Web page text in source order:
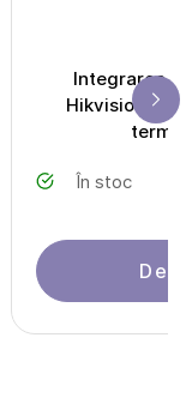
Integrarea
Hikvision
În stoc